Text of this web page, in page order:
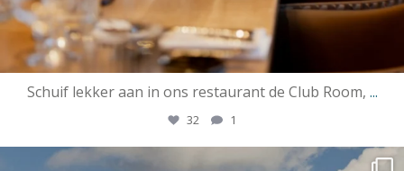
Schuif lekker aan in ons restaurant de Club Room, ...
32 1
ssrotterdamofficial